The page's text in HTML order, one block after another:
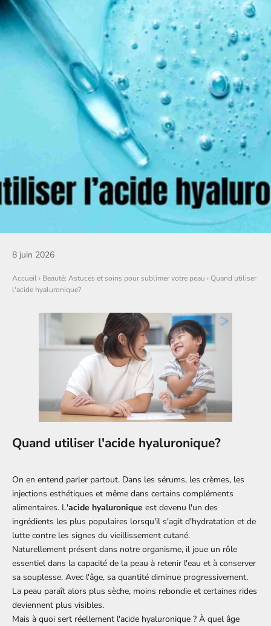
8 juin 2026
Accueil› Beauté: Astuces et soins pour sublimer votre peau ›Quand utiliser
l'acide hyaluronique?
Quand utiliser l'acide hyaluronique?
On en entend parler partout. Dans les sérums, les crèmes, les
injections esthétiques et même dans certains compléments
alimentaires. L'acide hyaluronique est devenu l'un des
ingrédients les plus populaires lorsqu'il s'agit d'hydratation et de
lutte contre les signes du vieillissement cutané.
Naturellement présent dans notre organisme, il joue un rôle
essentiel dans la capacité de la peau à retenir l'eau et à conserver
sa souplesse. Avec l'âge, sa quantité diminue progressivement.
La peau paraît alors plus sèche, moins rebondie et certaines rides
deviennent plus visibles.
Mais à quoi sert réellement l'acide hyaluronique ? À quel âge